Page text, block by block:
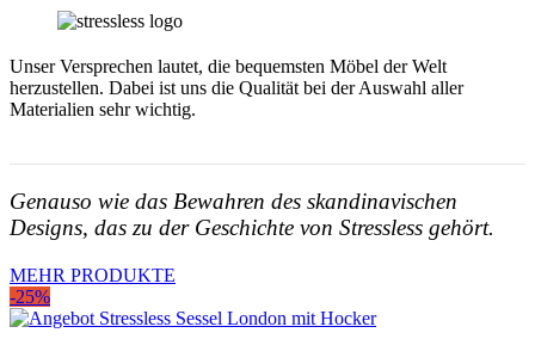
Unser Versprechen lautet, die bequemsten Möbel der Welt
herzustellen. Dabei ist uns die Qualität bei der Auswahl aller
Materialien sehr wichtig.
Genauso wie das Bewahren des skandinavischen
Designs, das zu der Geschichte von Stressless gehört.
MEHR PRODUKTE
-25%